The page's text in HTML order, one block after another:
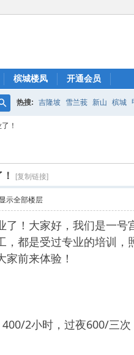
槟城楼凤 开通会员
搜
热搜: 吉隆坡 雪兰莪 新山 槟城
！
[复制链接]
显示全部楼层
了！大家好，我们是一
，都是受过专业的培训
前来体验！
2小时，过夜600/三